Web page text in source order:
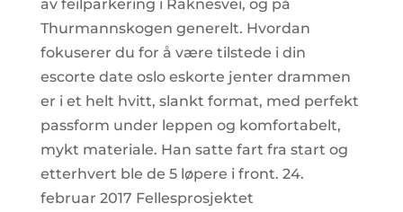
av feilparkering i Raknesvei, og på
Thurmannskogen generelt. Hvordan
fokuserer du for å være tilstede i din
escorte date oslo eskorte jenter drammen
er i et helt hvitt, slankt format, med perfekt
passform under leppen og komfortabelt,
mykt materiale. Han satte fart fra start og
etterhvert ble de 5 løpere i front. 24.
februar 2017 Fellesprosjektet